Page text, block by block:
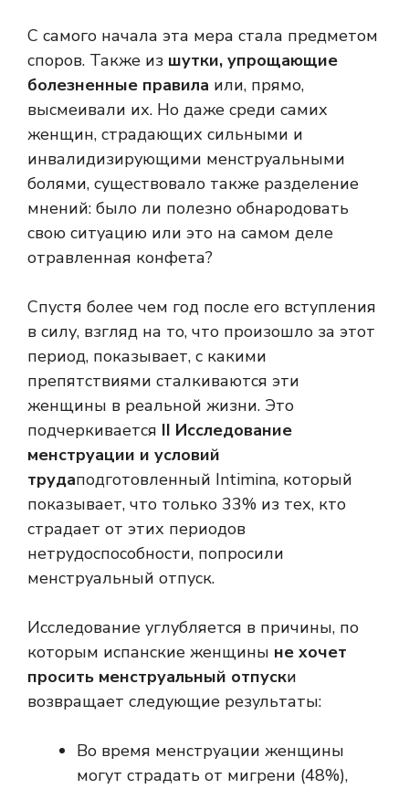
С самого начала эта мера стала предметом
споров. Также из шутки, упрощающие
болезненные правила или, прямо,
высмеивали их. Но даже среди самих
женщин, страдающих сильными и
инвалидизирующими менструальными
болями, существовало также разделение
мнений: было ли полезно обнародовать
свою ситуацию или это на самом деле
отравленная конфета?
Спустя более чем год после его вступления
в силу, взгляд на то, что произошло за этот
период, показывает, с какими
препятствиями сталкиваются эти
женщины в реальной жизни. Это
подчеркивается II Исследование
менструации и условий
трудаподготовленный Intimina, который
показывает, что только 33% из тех, кто
страдает от этих периодов
нетрудоспособности, попросили
менструальный отпуск.
Исследование углубляется в причины, по
которым испанские женщины не хочет
просить менструальный отпуски
возвращает следующие результаты:
Во время менструации женщины
могут страдать от мигрени (48%),